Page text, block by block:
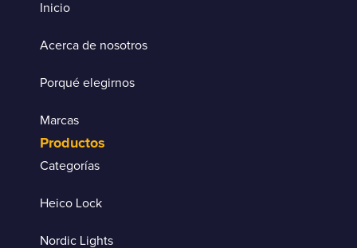
Inicio
Acerca de nosotros
Porqué elegirnos
Marcas
Productos
Categorías
Heico Lock
Nordic Lights